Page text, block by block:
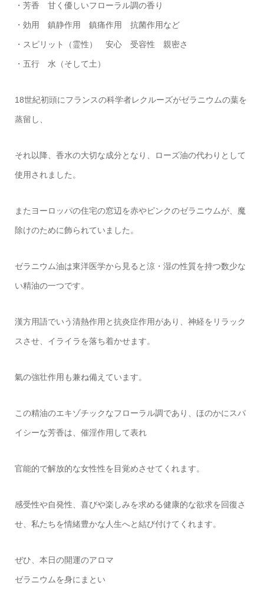
・芳香 甘く優しいフローラル調の香り
・効用 鎮静作用 鎮痛作用 抗菌作用など
・スピリット（霊性） 安心 受容性 親密さ
・五行 水（そして土）
18世紀初頭にフランスの科学者レクルーズがゼラニウムの葉を
蒸留し、
それ以降、香水の大切な成分となり、ローズ油の代わりとして
使用されました。
またヨーロッパの住宅の窓辺を赤やピンクのゼラニウムが、魔
除けのために飾られていました。
ゼラニウム油は東洋医学から見ると涼・湿の性質を持つ数少な
い精油の一つです。
漢方用語でいう清熱作用と抗炎症作用があり、神経をリラック
スさせ、イライラを落ち着かせます。
氣の強壮作用も兼ね備えています。
この精油のエキゾチックなフローラル調であり、ほのかにスパ
イシーな芳香は、催淫作用して表れ
官能的で解放的な女性性を目覚めさせてくれます。
感受性や自発性、喜びや楽しみを求める健康的な欲求を回復さ
せ、私たちを情緒豊かな人生へと結び付けてくれます。
ぜひ、本日の開運のアロマ
ゼラニウムを身にまとい